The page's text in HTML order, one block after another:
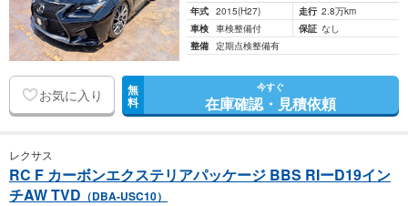
年式 2015(H27) 走行 2.8万km
車検 車検整備付 保証 なし
整備 定期点検整備有
お気に入り 無
料
今すぐ
在庫確認・見積依頼
レクサス
RC F カーボンエクステリアパッケージ BBS RIーD19イン
チAW TVD （DBA-USC10）